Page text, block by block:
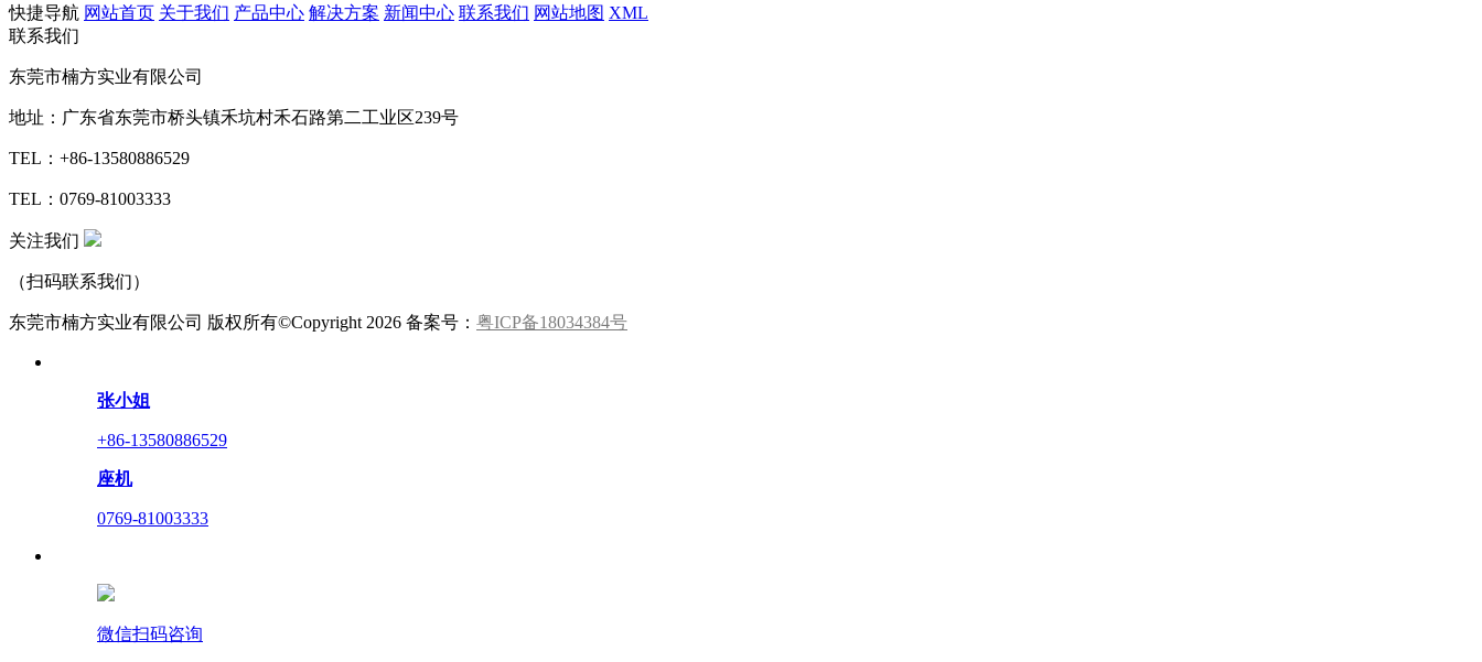
快捷导航 网站首页 关于我们 产品中心 解决方案 新闻中心 联系我们 网站地图 XML
联系我们
东莞市楠方实业有限公司
地址：广东省东莞市桥头镇禾坑村禾石路第二工业区239号
TEL：+86-13580886529
TEL：0769-81003333
关注我们
（扫码联系我们）
东莞市楠方实业有限公司 版权所有©Copyright 2026 备案号： 粤ICP备18034384号
张小姐
+86-13580886529
座机
0769-81003333
微信扫码咨询